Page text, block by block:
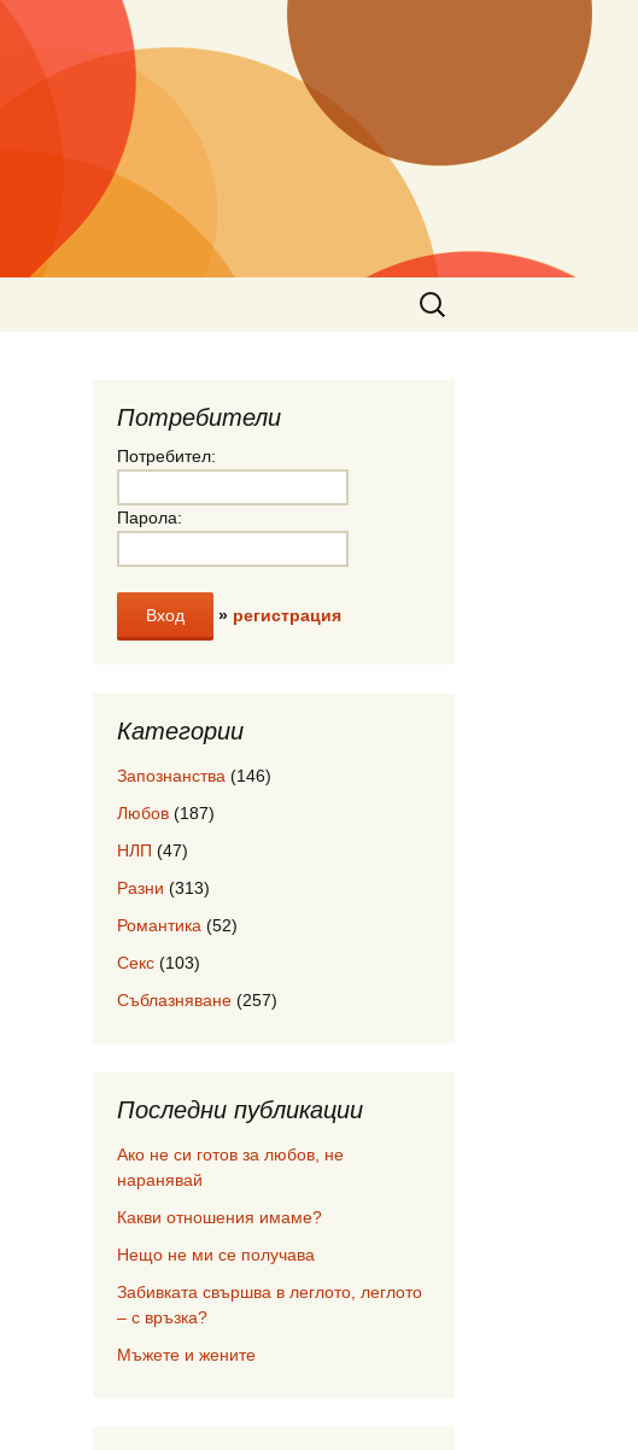
Търсене
за:
Потребители
Потребител:
Парола:
» регистрация
Категории
Запознанства (146)
Любов (187)
НЛП (47)
Разни (313)
Романтика (52)
Секс (103)
Съблазняване (257)
Последни публикации
Ако не си готов за любов, не
наранявай
Какви отношения имаме?
Нещо не ми се получава
Забивката свършва в леглото, леглото
– с връзка?
Мъжете и жените